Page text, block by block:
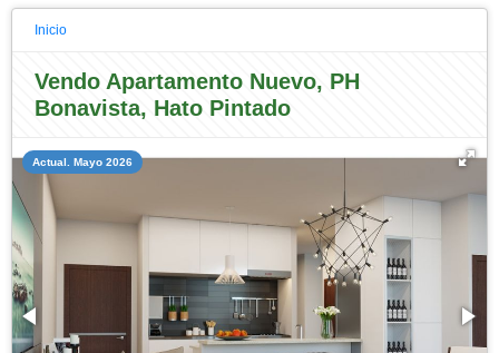
Inicio
Vendo Apartamento Nuevo, PH
Bonavista, Hato Pintado
Actual. Mayo 2026